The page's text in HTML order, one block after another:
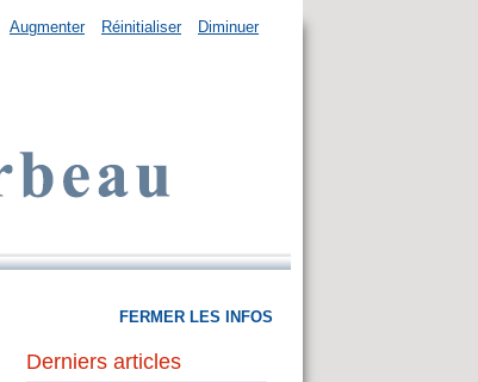
Augmenter Réinitialiser Diminuer
FERMER LES INFOS
Derniers articles